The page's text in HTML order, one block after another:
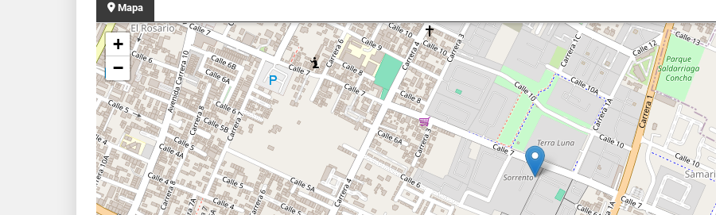
Mapa
+
−